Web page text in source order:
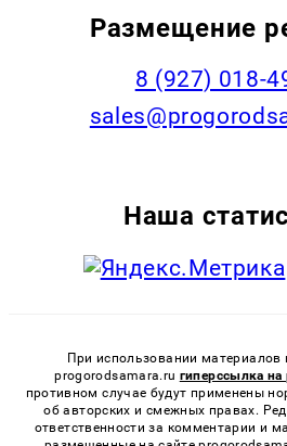
Размещение
8 (927) 018-
Наша
При использовании материалов
progorodsamara.ru гиперссылка на
противном случае будут применены
об авторских и смежных правах.
ответственности за комментарии и